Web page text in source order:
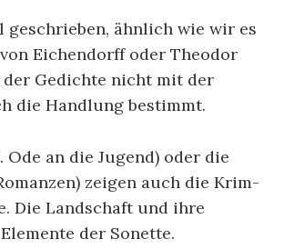
ähnlich wie wir es
Eichendorff oder Theodor
der Gedichte nicht mit der
die Handlung bestimmt.
Ode an die Jugend) oder die
zeigen auch die Krim-
Die Landschaft und ihre
der Sonette.